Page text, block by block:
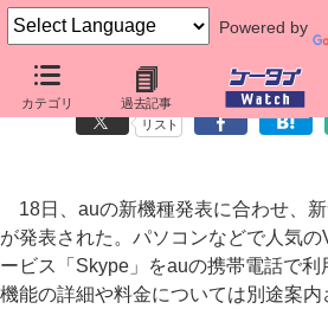
Powered by
カテゴリ 過去記事
Skype担当者に聞く「Skype au」の狙い
リスト
18日、auの新機種発表に合わせ、新
が発表された。パソコンなどで人気
ービス「Skype」をauの携帯電話で利
機能の詳細や料金については別途案